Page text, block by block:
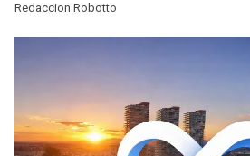
Redaccion Robotto